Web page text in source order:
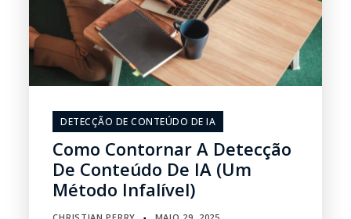
DETECÇÃO DE CONTEÚDO DE IA
Como Contornar A Detecção
De Conteúdo De IA (um
Método Infalível)